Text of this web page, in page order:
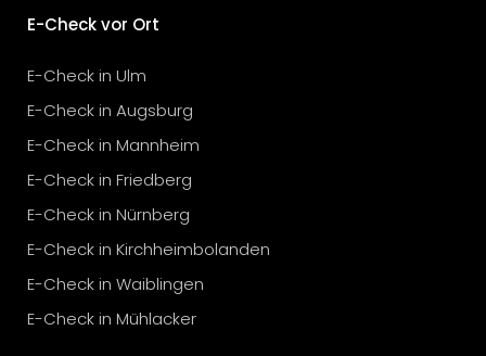
E-Check vor Ort
E-Check in Ulm
E-Check in Augsburg
E-Check in Mannheim
E-Check in Friedberg
E-Check in Nürnberg
E-Check in Kirchheimbolanden
E-Check in Waiblingen
E-Check in Mühlacker